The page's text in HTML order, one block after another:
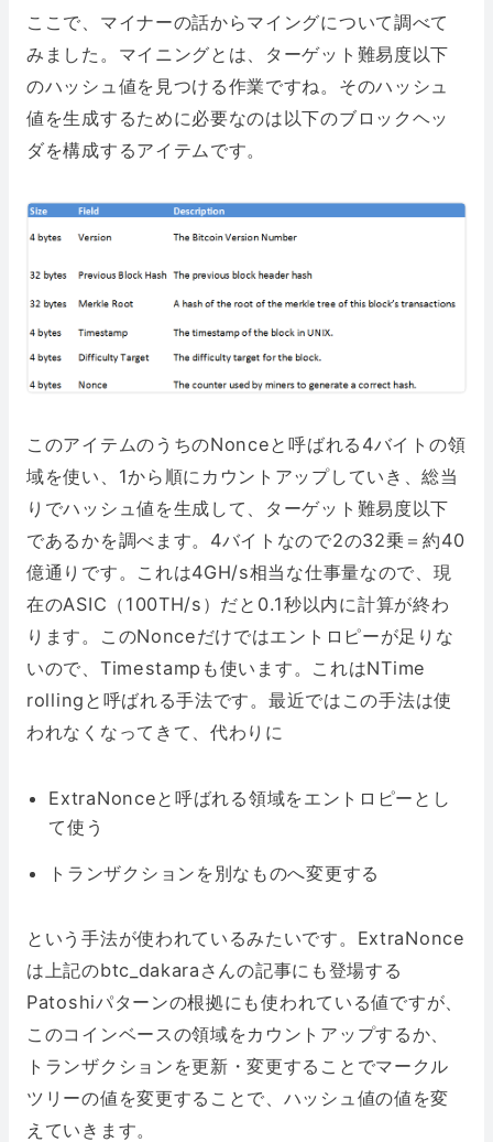
ここで、マイナーの話からマイングについて調べて
みました。マイニングとは、ターゲット難易度以下
のハッシュ値を見つける作業ですね。そのハッシュ
値を生成するために必要なのは以下のブロックヘッ
ダを構成するアイテムです。
このアイテムのうちのNonceと呼ばれる4バイトの領
域を使い、1から順にカウントアップしていき、総当
りでハッシュ値を生成して、ターゲット難易度以下
であるかを調べます。4バイトなので2の32乗＝約40
億通りです。これは4GH/s相当な仕事量なので、現
在のASIC（100TH/s）だと0.1秒以内に計算が終わ
ります。このNonceだけではエントロピーが足りな
いので、Timestampも使います。これはNTime
rollingと呼ばれる手法です。最近ではこの手法は使
われなくなってきて、代わりに
ExtraNonceと呼ばれる領域をエントロピーとし
て使う
トランザクションを別なものへ変更する
という手法が使われているみたいです。ExtraNonce
は上記のbtc_dakaraさんの記事にも登場する
Patoshiパターンの根拠にも使われている値ですが、
このコインベースの領域をカウントアップするか、
トランザクションを更新・変更することでマークル
ツリーの値を変更することで、ハッシュ値の値を変
えていきます。